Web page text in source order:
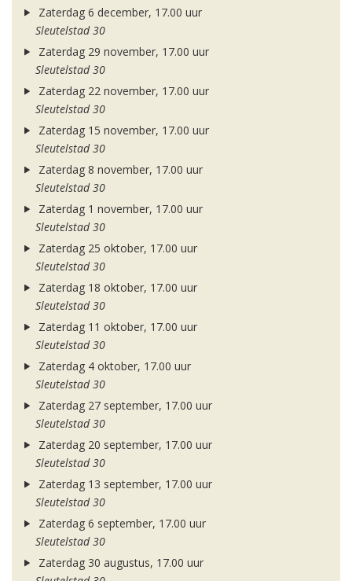
Zaterdag 6 december, 17.00 uur
Sleutelstad 30
Zaterdag 29 november, 17.00 uur
Sleutelstad 30
Zaterdag 22 november, 17.00 uur
Sleutelstad 30
Zaterdag 15 november, 17.00 uur
Sleutelstad 30
Zaterdag 8 november, 17.00 uur
Sleutelstad 30
Zaterdag 1 november, 17.00 uur
Sleutelstad 30
Zaterdag 25 oktober, 17.00 uur
Sleutelstad 30
Zaterdag 18 oktober, 17.00 uur
Sleutelstad 30
Zaterdag 11 oktober, 17.00 uur
Sleutelstad 30
Zaterdag 4 oktober, 17.00 uur
Sleutelstad 30
Zaterdag 27 september, 17.00 uur
Sleutelstad 30
Zaterdag 20 september, 17.00 uur
Sleutelstad 30
Zaterdag 13 september, 17.00 uur
Sleutelstad 30
Zaterdag 6 september, 17.00 uur
Sleutelstad 30
Zaterdag 30 augustus, 17.00 uur